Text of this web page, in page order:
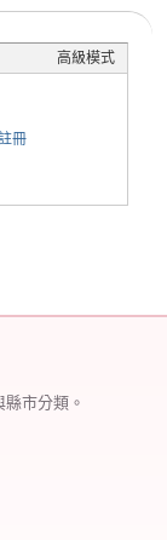
高級模式
冊
市分類。